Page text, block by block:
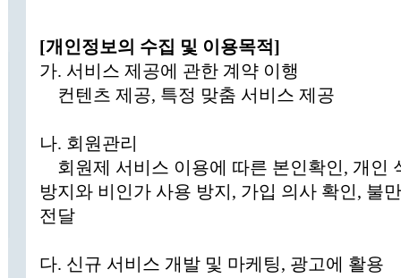
[개인정보의 수집 및 이용목적]
가. 서비스 제공에 관한 계약 이행
컨텐츠 제공, 특정 맞춤 서비스 제공
나. 회원관리
회원제 서비스 이용에 따른 본인확인, 개인
방지와 비인가 사용 방지, 가입 의사 확인, 불
전달
다. 신규 서비스 개발 및 마케팅, 광고에 활용